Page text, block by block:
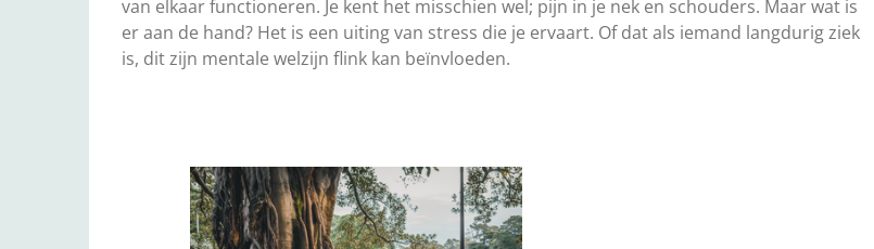
van elkaar functioneren. Je kent het misschien wel; pijn in je nek en schouders. Maar wat is
er aan de hand? Het is een uiting van stress die je ervaart. Of dat als iemand langdurig ziek
is, dit zijn mentale welzijn flink kan beïnvloeden.